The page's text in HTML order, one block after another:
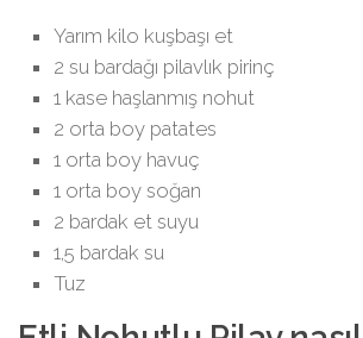
Yarım kilo kuşbaşı et
2 su bardağı pilavlık pirinç
1 kase haşlanmış nohut
2 orta boy patates
1 orta boy havuç
1 orta boy soğan
2 bardak et suyu
1,5 bardak su
Tuz